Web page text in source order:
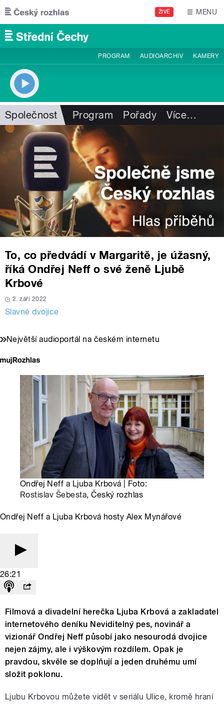
Přejít k hlavnímu obsahu
ŽIVĚ MENU
PROGRAM AUDIOARCHIV KAMERY
Společnost Program Pořady Více…
To, co předvádí v Margaritě, je úžasný,
říká Ondřej Neff o své ženě Ljubě
Krbové
2. září 2022
Slavné dvojice
Největší audioportál na českém internetu
Ondřej Neff a Ljuba Krbová | Foto:
Rostislav Šebesta, Český rozhlas
Ondřej Neff a Ljuba Krbová hosty Alex Mynářové
26:21
Filmová a divadelní herečka Ljuba Krbová a zakladatel
internetového deníku Neviditelný pes, novinář a
vizionář Ondřej Neff působí jako nesourodá dvojice
nejen zájmy, ale i výškovým rozdílem. Opak je
pravdou, skvěle se doplňují a jeden druhému umí
složit poklonu.
Ljubu Krbovou můžete vidět v seriálu Ulice, kromě hraní